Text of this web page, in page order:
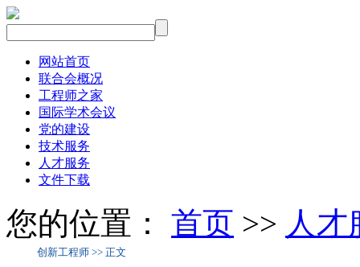
网站首页
联合会概况
工程师之家
国际学术会议
党的建设
技术服务
人才服务
文件下载
您的位置： 首页 >> 人才
创新工程师 >> 正文